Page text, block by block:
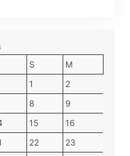
S
M
1
2
8
9
15
16
22
23